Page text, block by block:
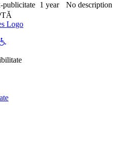
publicitate 1 year
No description